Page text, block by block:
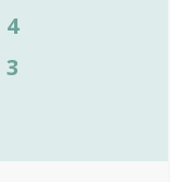
4
3